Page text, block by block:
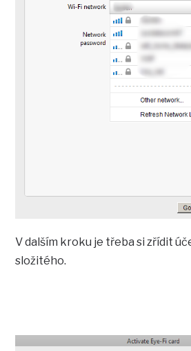
V dalším kroku je třeba si zřídit
složitého.